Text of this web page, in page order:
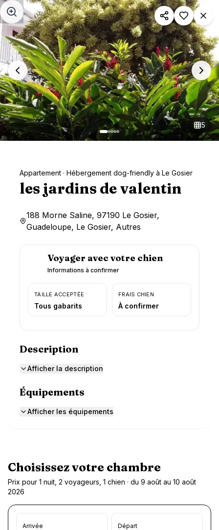
Aller au contenu principal
5
Appartement · Hébergement dog-friendly à Le Gosier
les jardins de valentin
188 Morne Saline, 97190 Le Gosier,
Guadeloupe, Le Gosier, Autres
Voyager avec votre chien
Informations à confirmer
TAILLE ACCEPTÉE
Tous gabarits
FRAIS CHIEN
À confirmer
Description
Afficher la description
Équipements
Afficher les équipements
Choisissez votre chambre
Prix pour 1 nuit, 2 voyageurs, 1 chien · du 9 août au 10 août
2026
Arrivée Départ